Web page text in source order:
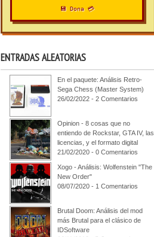
💾 Dona 💳
ENTRADAS ALEATORIAS
En el paquete: Análisis Retro-
Sega Chess (Master System)
26/02/2022 - 2 Comentarios
Opinion - 8 cosas que no
entiendo de Rockstar, GTA IV, las
licencias, y el formato digital
21/02/2020 - 0 Comentarios
Xogo - Análisis: Wolfenstein "The
New Order"
08/07/2020 - 1 Comentarios
Brutal Doom: Análisis del mod
más Brutal para el clásico de
IDSoftware